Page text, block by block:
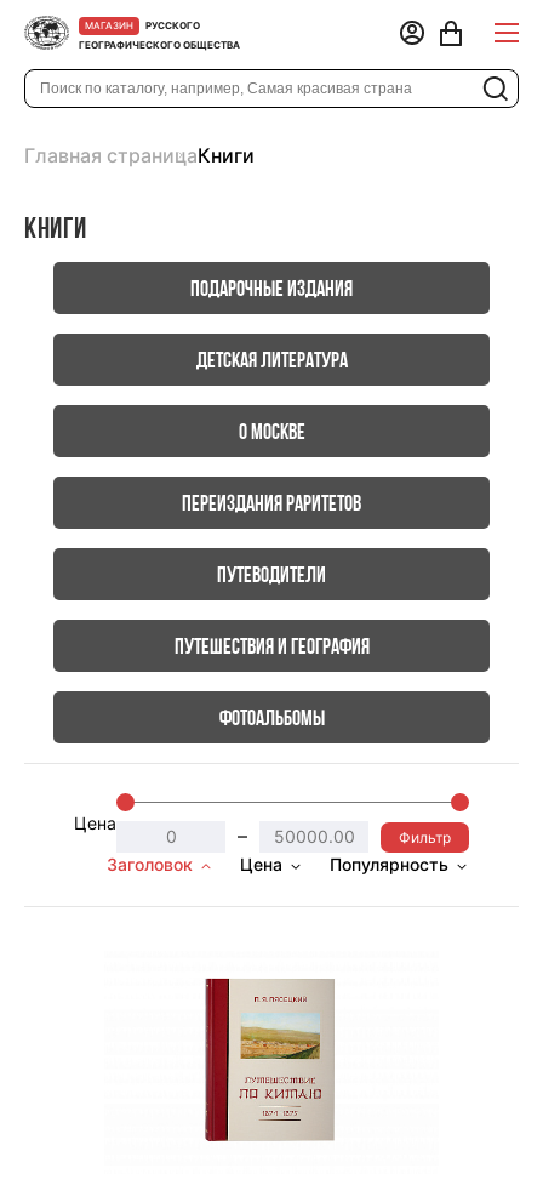
МАГАЗИН
РУССКОГО
ГЕОГРАФИЧЕСКОГО ОБЩЕСТВА
Главная страницаКниги
Книги
Подарочные издания
Детская литература
О Москве
Переиздания раритетов
Путеводители
Путешествия и география
Фотоальбомы
Цена
– Фильтр
Заголовок Цена Популярность